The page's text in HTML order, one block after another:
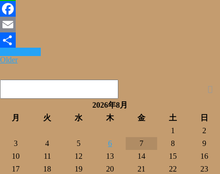
Line
Facebook
Email
共
Older
2026年8月
月
火 水 木 金 土
日
1
2
3
4 5 6 7 8
9
10
11 12 13 14 15
16
17
18 19 20 21 22
23